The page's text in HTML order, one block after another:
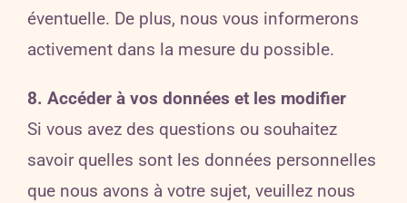
éventuelle. De plus, nous vous informerons
activement dans la mesure du possible.
8. Accéder à vos données et les modifier
Si vous avez des questions ou souhaitez
savoir quelles sont les données personnelles
que nous avons à votre sujet, veuillez nous